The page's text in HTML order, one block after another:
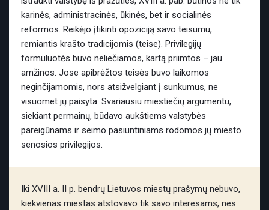
karinės, administracinės, ūkinės, bet ir socialinės
reformos. Reikėjo įtikinti opoziciją savo teisumu,
remiantis krašto tradicijomis (teise). Privilegijų
formuluotės buvo neliečiamos, kartą priimtos – jau
amžinos. Jose apibrėžtos teisės buvo laikomos
neginčijamomis, nors atsižvelgiant į sunkumus, ne
visuomet jų paisyta. Svariausiu miestiečių argumentu,
siekiant permainų, būdavo aukštiems valstybės
pareigūnams ir seimo pasiuntiniams rodomos jų miesto
senosios privilegijos.
Iki XVIII a. II p. bendrų Lietuvos miestų prašymų nebuvo,
kiekvienas miestas atstovavo tik savo interesams, nes